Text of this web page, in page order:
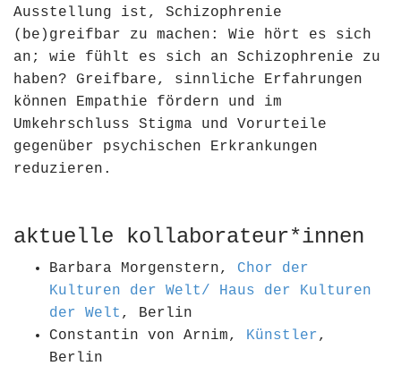
Ausstellung ist, Schizophrenie
(be)greifbar zu machen: Wie hört es sich
an; wie fühlt es sich an Schizophrenie zu
haben? Greifbare, sinnliche Erfahrungen
können Empathie fördern und im
Umkehrschluss Stigma und Vorurteile
gegenüber psychischen Erkrankungen
reduzieren.
aktuelle kollaborateur*innen
Barbara Morgenstern, Chor der
Kulturen der Welt/ Haus der Kulturen
der Welt , Berlin
Constantin von Arnim, Künstler,
Berlin